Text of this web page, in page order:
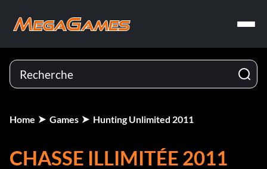
Home Games Hunting Unlimited 2011
CHASSE ILLIMITÉE 2011